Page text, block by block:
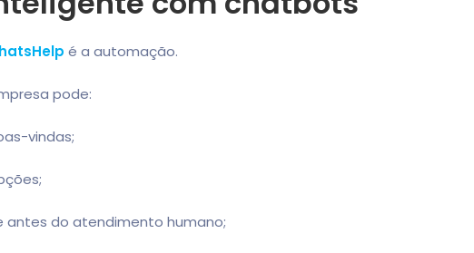
é a automação.
pode:
vindas;
do atendimento humano;